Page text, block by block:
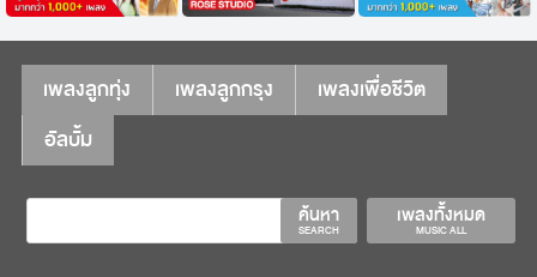
เพลงลูกทุ่ง เพลงลูกกรุง
เพลงเพื่อชีวิต
อัลบั้ม
เพลงทั้งหมด
MUSIC ALL
ค้นหา
SEARCH